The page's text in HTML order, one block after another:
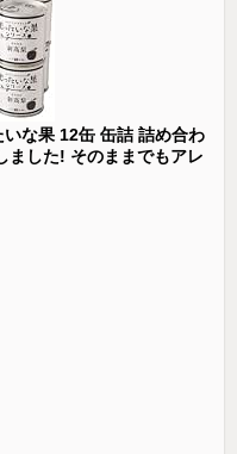
な果 12缶 缶詰 詰め合わ
ました! そのままでもアレ